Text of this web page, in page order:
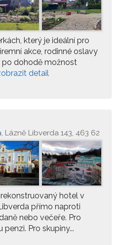
který je ideální pro
akce, rodinné oslavy
po dohodě možnost
detail
, Lázně Libverda 143, 463 62
hotel v
přímo naproti
nebo večeře. Pro
Pro skupiny...